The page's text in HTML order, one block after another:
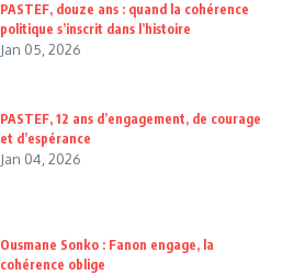
PASTEF, douze ans : quand la cohérence
politique s’inscrit dans l’histoire
Jan 05, 2026
PASTEF, 12 ans d’engagement, de courage
et d’espérance
Jan 04, 2026
Ousmane Sonko : Fanon engage, la
cohérence oblige